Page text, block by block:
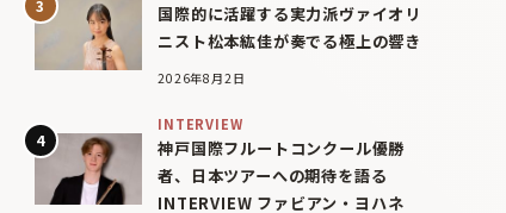
国際的に活躍する実力派ヴァイオリ
ニスト松本紘佳が奏でる極上の響き
2026年8月2日
INTERVIEW
神戸国際フルートコンクール優勝
者、日本ツアーへの期待を語る
INTERVIEW ファビアン・ヨハネ